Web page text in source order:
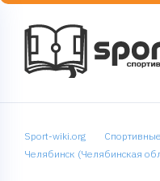
Sport-wiki.org
Челябинск (Челябинская